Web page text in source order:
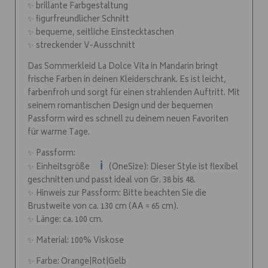
✨ brillante Farbgestaltung
✨ figurfreundlicher Schnitt
✨ bequeme, seitliche Einstecktaschen
✨ streckender V-Ausschnitt
Das Sommerkleid La Dolce Vita in Mandarin bringt
frische Farben in deinen Kleiderschrank. Es ist leicht,
farbenfroh und sorgt für einen strahlenden Auftritt. Mit
seinem romantischen Design und der bequemen
Passform wird es schnell zu deinem neuen Favoriten
für warme Tage.
✨ Passform:
✨ Einheitsgröße
ℹ️ (OneSize): Dieser Style ist flexibel
geschnitten und passt ideal von Gr. 38 bis 48.
✨ Hinweis zur Passform: Bitte beachten Sie die
Brustweite von ca. 130 cm (AA = 65 cm).
✨ Länge: ca. 100 cm.
✨ Material: 100% Viskose
✨ Farbe: Orange|Rot|Gelb